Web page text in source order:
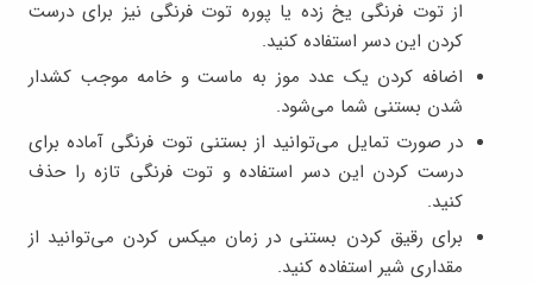
از توت فرنگی یخ زده یا پوره توت فرنگی نیز برای درست
کردن این دسر استفاده کنید.
اضافه کردن یک عدد موز به ماست و خامه موجب کشدار
شدن بستنی شما می‌شود.
در صورت تمایل می‌توانید از بستنی توت فرنگی آماده برای
درست کردن این دسر استفاده و توت فرنگی تازه را حذف
کنید.
برای رقیق کردن بستنی در زمان میکس کردن می‌توانید از
مقداری شیر استفاده کنید.